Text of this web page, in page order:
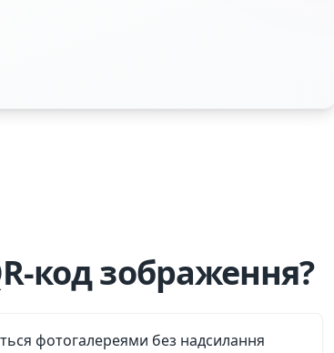
код зображення?
фотогалереями без надсилання